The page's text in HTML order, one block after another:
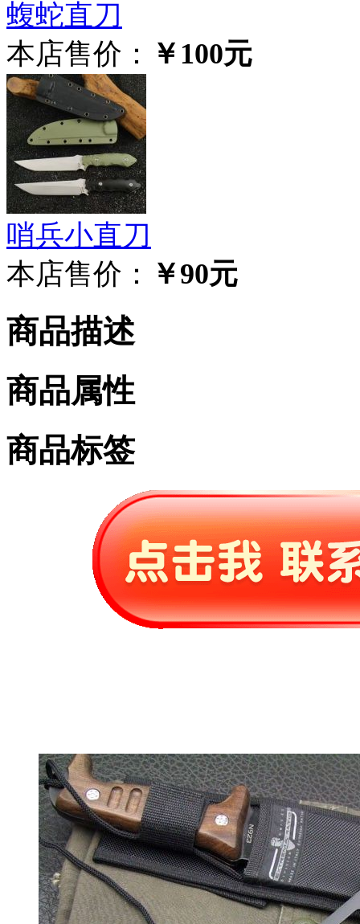
蝮蛇直刀
本店售价： ￥100元
哨兵小直刀
本店售价： ￥90元
商品描述
商品属性
商品标签